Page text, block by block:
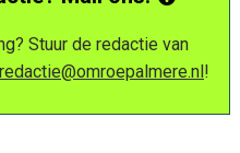
Stuur de redactie van
redactie@omroepalmere.nl!